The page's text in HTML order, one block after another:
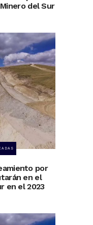
del Sur
por
en el
en el 2023